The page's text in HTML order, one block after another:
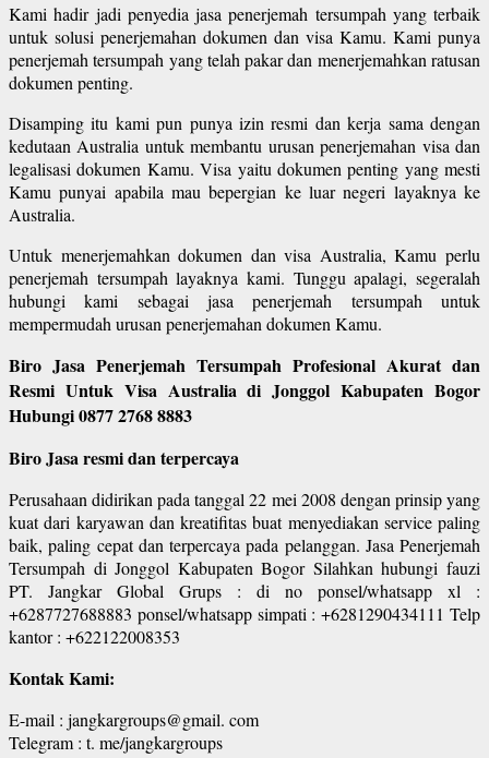
Kami hadir jadi penyedia jasa penerjemah tersumpah yang terbaik
untuk solusi penerjemahan dokumen dan visa Kamu. Kami punya
penerjemah tersumpah yang telah pakar dan menerjemahkan ratusan
dokumen penting.
Disamping itu kami pun punya izin resmi dan kerja sama dengan
kedutaan Australia untuk membantu urusan penerjemahan visa dan
legalisasi dokumen Kamu. Visa yaitu dokumen penting yang mesti
Kamu punyai apabila mau bepergian ke luar negeri layaknya ke
Australia.
Untuk menerjemahkan dokumen dan visa Australia, Kamu perlu
penerjemah tersumpah layaknya kami. Tunggu apalagi, segeralah
hubungi kami sebagai jasa penerjemah tersumpah untuk
mempermudah urusan penerjemahan dokumen Kamu.
Biro Jasa Penerjemah Tersumpah Profesional Akurat dan
Resmi Untuk Visa Australia di Jonggol Kabupaten Bogor
Hubungi 0877 2768 8883
Biro Jasa resmi dan terpercaya
Perusahaan didirikan pada tanggal 22 mei 2008 dengan prinsip yang
kuat dari karyawan dan kreatifitas buat menyediakan service paling
baik, paling cepat dan terpercaya pada pelanggan. Jasa Penerjemah
Tersumpah di Jonggol Kabupaten Bogor Silahkan hubungi fauzi
PT. Jangkar Global Grups : di no ponsel/whatsapp xl :
+6287727688883 ponsel/whatsapp simpati : +6281290434111 Telp
kantor : +622122008353
Kontak Kami:
E-mail : jangkargroups@gmail. com
Telegram : t. me/jangkargroups